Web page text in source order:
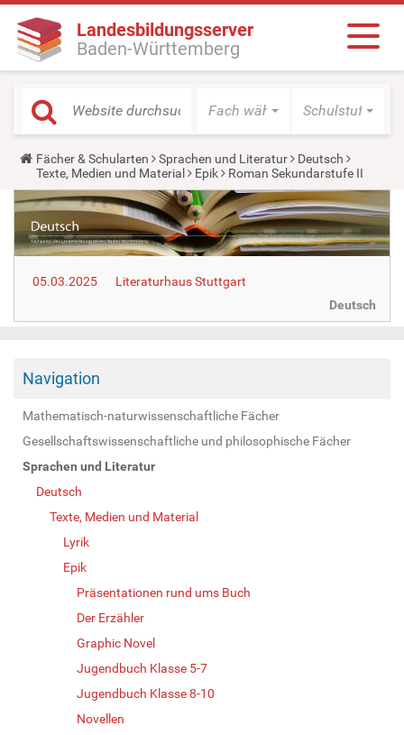
Landesbildungsserver
Baden-Württemberg
Fach wählen Schulstufe
Y
o
u
a
r
e
h
e
e
Fächer & Schularten Sprachen und Literatur
Deutsch
Texte, Medien und Material
Epik Roman Sekundarstufe II
05.03.2025
Literaturhaus Stuttgart
Deutsch
Navigation
Mathematisch-naturwissenschaftliche Fächer
Gesellschaftswissenschaftliche und philosophische Fächer
Sprachen und Literatur
Deutsch
Texte, Medien und Material
Lyrik
Epik
Präsentationen rund ums Buch
Der Erzähler
Graphic Novel
Jugendbuch Klasse 5-7
Jugendbuch Klasse 8-10
Novellen